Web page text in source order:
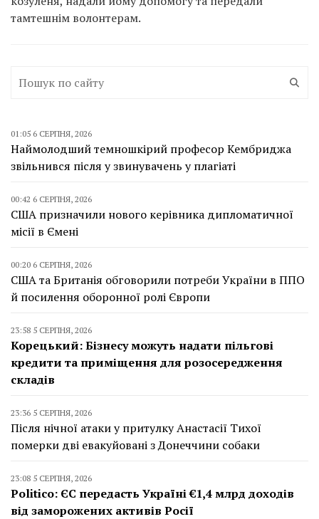
тамтешнім волонтерам.
01:05 6 СЕРПНЯ, 2026
Наймолодший темношкірий професор Кембриджа
звільнився після у звинувачень у плагіаті
00:42 6 СЕРПНЯ, 2026
США призначили нового керівника дипломатичної
місії в Ємені
00:20 6 СЕРПНЯ, 2026
США та Британія обговорили потреби України в ППО
й посилення оборонної ролі Європи
23:58 5 СЕРПНЯ, 2026
Корецький: Бізнесу можуть надати пільгові
кредити та приміщення для розосередження
складів
23:36 5 СЕРПНЯ, 2026
Після нічної атаки у притулку Анастасії Тихої
померки дві евакуйовані з Донеччини собаки
23:08 5 СЕРПНЯ, 2026
Politico: ЄС передасть Україні €1,4 млрд доходів
від заморожених активів Росії